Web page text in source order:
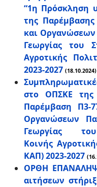
“1η Πρόσκληση
της
και
Γεωργίας του
Αγροτικής
2023-2027 (18.10.2024)
στο ΟΠΣΚΕ της
Παρέμβαση Π3-
Οργανώσεων
Γεωργίας
Κοινής
ΚΑΠ) 2023-2027
ΟΡΘΗ
αιτήσεων